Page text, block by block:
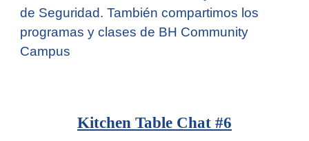
de Seguridad. También compartimos los
programas y clases de BH Community
Campus
Kitchen Table Chat #6